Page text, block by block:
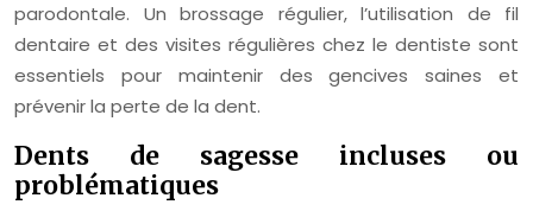
parodontale. Un brossage régulier, l’utilisation de fil
dentaire et des visites régulières chez le dentiste sont
essentiels pour maintenir des gencives saines et
prévenir la perte de la dent.
Dents de sagesse incluses ou
problématiques